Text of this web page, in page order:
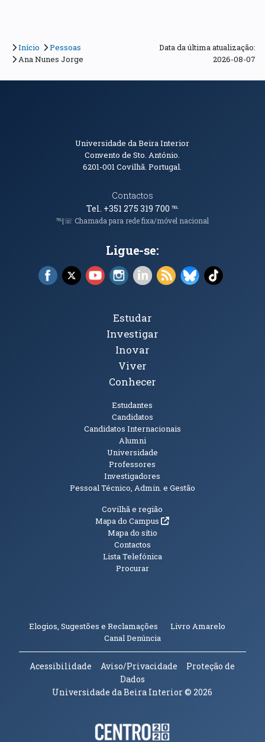
Início
Pessoas
Ana Nunes Jorge
Data da última atualização:
2026-08-07
Informações de Contacto
Universidade da Beira Interior
Convento de Sto. António.
6201-001Covilhã. Portugal.
Contactos
Tel. +351 275 319 700℡
℡|☏ Chamada para rede fixa/móvel nacional
Ligue-se:
Facebook (abre em nova janela)
X (abre em nova janela)
YouTube (abre em nova janela)
Instagram (abre em nova janela)
LinkedIn (abre em nova
RSS (abre em nova
Bluesky (abre
TikTok
Tópicos Principais
Estudar
Investigar
Inovar
Viver
Conhecer
Estudantes
Candidatos
Candidatos Internacionais
Alumni
Universidade
Professores
Investigadores
Pessoal Técnico, Admin. e Gestão
Informações Adicionais
Covilhã e região
Mapa do Campus(abre em nova janela)
Mapa do sítio
Contactos
Lista Telefónica
Procurar
Elogios, Sugestões e Reclamações Livro Amarelo
Canal Denúncia(abre em nova janela)
Acessibilidade Aviso/Privacidade
Proteção de
Dados
Universidade da Beira Interior© 2026
Parceiros e Financiadores